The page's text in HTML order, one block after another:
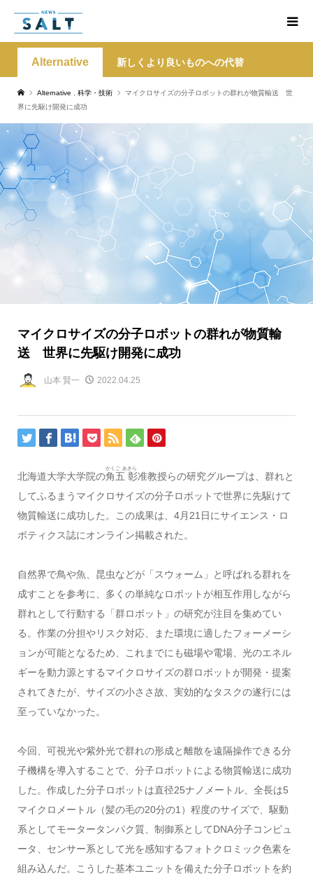
Alternative 新しくより良いものへの代替
Alternative 科学・技術
マイクロサイズの分子ロボットの群れが物質輸送 世
界に先駆け開発に成功
マイクロサイズの分子ロボットの群れが物質輸
送 世界に先駆け開発に成功
山本 賢一 2022.04.25
北海道大学大学院の角五 彰
かくご あきら
准教授らの研究グループは、群れと
してふるまうマイクロサイズの分子ロボットで世界に先駆けて
物質輸送に成功した。この成果は、4月21日にサイエンス・ロ
ボティクス誌にオンライン掲載された。
自然界で鳥や魚、昆虫などが「スウォーム」と呼ばれる群れを
成すことを参考に、多くの単純なロボットが相互作用しながら
群れとして行動する「群ロボット」の研究が注目を集めてい
る。作業の分担やリスク対応、また環境に適したフォーメーシ
ョンが可能となるため、これまでにも磁場や電場、光のエネル
ギーを動力源とするマイクロサイズの群ロボットが開発・提案
されてきたが、サイズの小ささ故、実効的なタスクの遂行には
至っていなかった。
今回、可視光や紫外光で群れの形成と離散を遠隔操作できる分
子機構を導入することで、分子ロボットによる物質輸送に成功
した。作成した分子ロボットは直径25ナノメートル、全長は5
マイクロメートル（髪の毛の20分の1）程度のサイズで、駆動
系としてモータータンパク質、制御系としてDNA分子コンピュ
ータ、センサー系として光を感知するフォトクロミック色素を
組み込んだ。こうした基本ユニットを備えた分子ロボットを約